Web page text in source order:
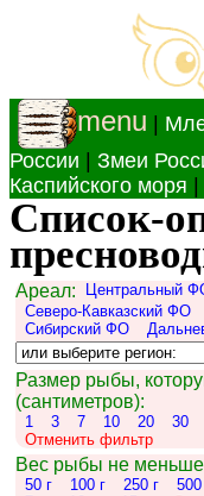
menu
России
Змеи
Каспийского моря
Список-
Ареал: Центральный
Северо-Кавказский ФО
Сибирский ФО
Размер рыбы,
(сантиметров):
1 3 7 10 20 30
Отменить фильтр
Вес рыбы не
50 г
100 г 250 г 500